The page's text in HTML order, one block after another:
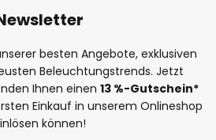
besten Angebote, exklusiven
Beleuchtungstrends. Jetzt
Ihnen einen 13 %-Gutschein*
Einkauf in unserem Onlineshop
können!